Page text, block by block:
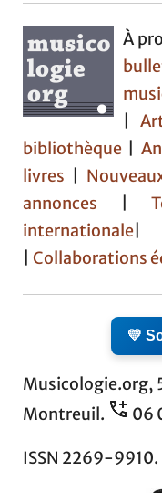
À
|
bibliothèque
livres
annonces
internationale
Collaborations
💛
Musicologie.org,
Montreuil.
06
ISSN 2269-9910.